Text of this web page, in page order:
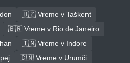
🇺🇿 Vreme v Taškent
🇧🇷 Vreme v Rio de Janeiro
🇮🇳 Vreme v Indore
🇨🇳 Vreme v Urumči